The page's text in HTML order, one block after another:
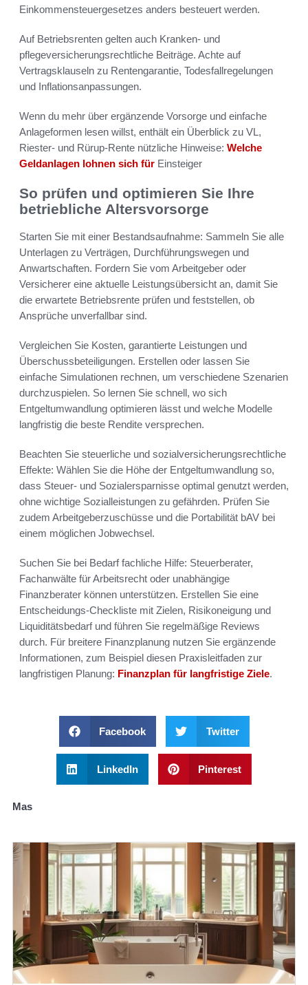
Einkommensteuergesetzes anders besteuert werden.
Auf Betriebsrenten gelten auch Kranken- und
pflegeversicherungsrechtliche Beiträge. Achte auf
Vertragsklauseln zu Rentengarantie, Todesfallregelungen
und Inflationsanpassungen.
Wenn du mehr über ergänzende Vorsorge und einfache
Anlageformen lesen willst, enthält ein Überblick zu VL,
Riester- und Rürup-Rente nützliche Hinweise: Welche
Geldanlagen lohnen sich für Einsteiger
So prüfen und optimieren Sie Ihre
betriebliche Altersvorsorge
Starten Sie mit einer Bestandsaufnahme: Sammeln Sie alle
Unterlagen zu Verträgen, Durchführungswegen und
Anwartschaften. Fordern Sie vom Arbeitgeber oder
Versicherer eine aktuelle Leistungsübersicht an, damit Sie
die erwartete Betriebsrente prüfen und feststellen, ob
Ansprüche unverfallbar sind.
Vergleichen Sie Kosten, garantierte Leistungen und
Überschussbeteiligungen. Erstellen oder lassen Sie
einfache Simulationen rechnen, um verschiedene Szenarien
durchzuspielen. So lernen Sie schnell, wo sich
Entgeltumwandlung optimieren lässt und welche Modelle
langfristig die beste Rendite versprechen.
Beachten Sie steuerliche und sozialversicherungsrechtliche
Effekte: Wählen Sie die Höhe der Entgeltumwandlung so,
dass Steuer- und Sozialersparnisse optimal genutzt werden,
ohne wichtige Sozialleistungen zu gefährden. Prüfen Sie
zudem Arbeitgeberzuschüsse und die Portabilität bAV bei
einem möglichen Jobwechsel.
Suchen Sie bei Bedarf fachliche Hilfe: Steuerberater,
Fachanwälte für Arbeitsrecht oder unabhängige
Finanzberater können unterstützen. Erstellen Sie eine
Entscheidungs-Checkliste mit Zielen, Risikoneigung und
Liquiditätsbedarf und führen Sie regelmäßige Reviews
durch. Für breitere Finanzplanung nutzen Sie ergänzende
Informationen, zum Beispiel diesen Praxisleitfaden zur
langfristigen Planung: Finanzplan für langfristige Ziele.
Facebook Twitter
LinkedIn Pinterest
Mas